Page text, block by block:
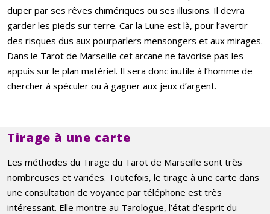
duper par ses rêves chimériques ou ses illusions. Il devra
garder les pieds sur terre. Car la Lune est là, pour l’avertir
des risques dus aux pourparlers mensongers et aux mirages.
Dans le Tarot de Marseille cet arcane ne favorise pas les
appuis sur le plan matériel. Il sera donc inutile à l’homme de
chercher à spéculer ou à gagner aux jeux d’argent.
Tirage à une carte
Les méthodes du Tirage du Tarot de Marseille sont très
nombreuses et variées. Toutefois, le tirage à une carte dans
une consultation de voyance par téléphone est très
intéressant. Elle montre au Tarologue, l’état d’esprit du